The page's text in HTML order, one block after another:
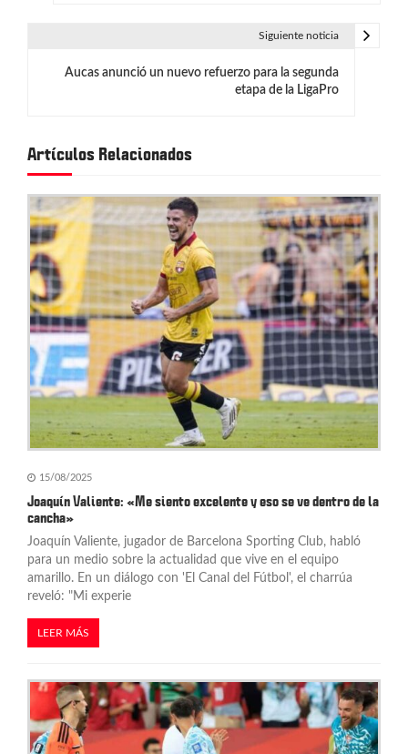
i
ó
n
d
e
e
n
t
r
d
a
s
Siguiente noticia
Aucas anunció un nuevo refuerzo para la segunda
etapa de la LigaPro
Artículos Relacionados
15/08/2025
Joaquín Valiente: «Me siento excelente y eso se ve dentro de la
cancha»
Joaquín Valiente, jugador de Barcelona Sporting Club, habló
para un medio sobre la actualidad que vive en el equipo
amarillo. En un diálogo con 'El Canal del Fútbol', el charrúa
reveló: "Mi experie
LEER MÁS